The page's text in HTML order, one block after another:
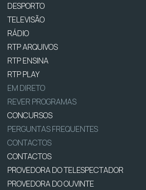
DESPORTO
TELEVISÃO
RÁDIO
RTP ARQUIVOS
RTP ENSINA
RTP PLAY
EM DIRETO
REVER PROGRAMAS
CONCURSOS
PERGUNTAS FREQUENTES
CONTACTOS
CONTACTOS
PROVEDORA DO TELESPECTADOR
PROVEDORA DO OUVINTE